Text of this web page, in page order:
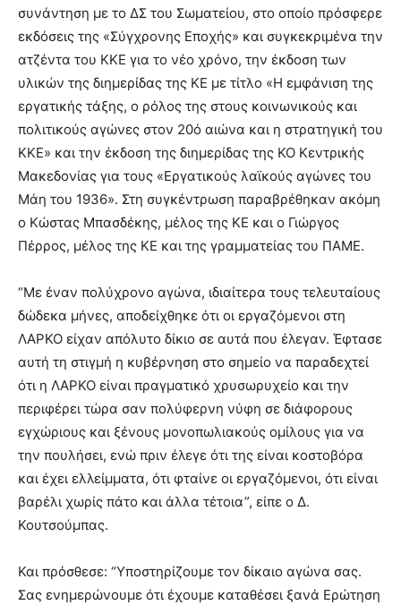
συνάντηση με το ΔΣ του Σωματείου, στο οποίο πρόσφερε
εκδόσεις της «Σύγχρονης Εποχής» και συγκεκριμένα την
ατζέντα του ΚΚΕ για το νέο χρόνο, την έκδοση των
υλικών της διημερίδας της ΚΕ με τίτλο «Η εμφάνιση της
εργατικής τάξης, ο ρόλος της στους κοινωνικούς και
πολιτικούς αγώνες στον 20ό αιώνα και η στρατηγική του
ΚΚΕ» και την έκδοση της διημερίδας της ΚΟ Κεντρικής
Μακεδονίας για τους «Εργατικούς λαϊκούς αγώνες του
Μάη του 1936». Στη συγκέντρωση παραβρέθηκαν ακόμη
ο Κώστας Μπασδέκης, μέλος της ΚΕ και ο Γιώργος
Πέρρος, μέλος της ΚΕ και της γραμματείας του ΠΑΜΕ.
“Με έναν πολύχρονο αγώνα, ιδιαίτερα τους τελευταίους
δώδεκα μήνες, αποδείχθηκε ότι οι εργαζόμενοι στη
ΛΑΡΚΟ είχαν απόλυτο δίκιο σε αυτά που έλεγαν. Έφτασε
αυτή τη στιγμή η κυβέρνηση στο σημείο να παραδεχτεί
ότι η ΛΑΡΚΟ είναι πραγματικό χρυσωρυχείο και την
περιφέρει τώρα σαν πολύφερνη νύφη σε διάφορους
εγχώριους και ξένους μονοπωλιακούς ομίλους για να
την πουλήσει, ενώ πριν έλεγε ότι της είναι κοστοβόρα
και έχει ελλείμματα, ότι φταίνε οι εργαζόμενοι, ότι είναι
βαρέλι χωρίς πάτο και άλλα τέτοια”, είπε ο Δ.
Κουτσούμπας.
Και πρόσθεσε: “Υποστηρίζουμε τον δίκαιο αγώνα σας.
Σας ενημερώνουμε ότι έχουμε καταθέσει ξανά Ερώτηση